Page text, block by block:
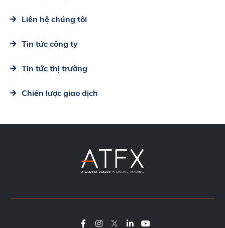
Liên hệ chúng tôi
Tin tức công ty
Tin tức thị trường
Chiến lược giao dịch